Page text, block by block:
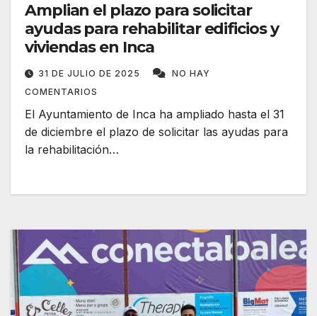
Amplian el plazo para solicitar
ayudas para rehabilitar edificios y
viviendas en Inca
31 DE JULIO DE 2025
NO HAY
COMENTARIOS
El Ayuntamiento de Inca ha ampliado hasta el 31
de diciembre el plazo de solicitar las ayudas para
la rehabilitación…